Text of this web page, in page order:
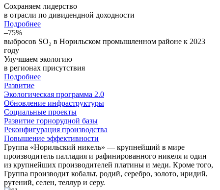
Сохраняем лидерство
в отрасли по дивидендной доходности
Подробнее
–75%
выбросов SO₂ в Норильском промышленном районе к 2023
году
Улучшаем экологию
в регионах присутствия
Подробнее
Развитие
Экологическая программа 2.0
Обновление инфраструктуры
Социальные проекты
Развитие горнорудной базы
Реконфигурация производства
Повышение эффективности
Группа «Норильский никель» — крупнейший в мире
производитель палладия и рафинированного никеля и один
из крупнейших производителей платины и меди. Кроме того,
Группа производит кобальт, родий, серебро, золото, иридий,
рутений, селен, теллур и серу.